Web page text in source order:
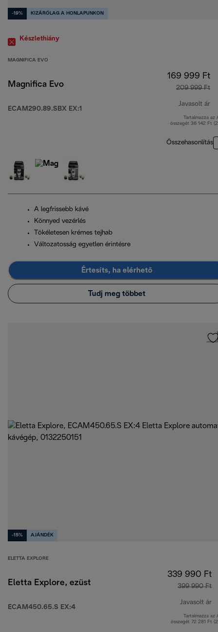
-19% KIZÁRÓLAG A HONLAPUNKON
Készlethiány
MAGNIFICA EVO
Magnifica Evo
ECAM290.89.SBX EX:1
169 999 Ft
209 999 Ft
Javasolt ár
Tartalmazza az
összegét 36 142 Ft
Összehasonlítás
A legfrissebb kávé
Könnyed vezérlés
Tökéletesen krémes tejhab
Változatosság egyetlen érintésre
Értesíts, ha elérhető
Tudj meg többet
-15% AJÁNDÉK
ELETTA EXPLORE
Eletta Explore, ezüst
ECAM450.65.S EX:4
339 990 Ft
399 990 Ft
Javasolt ár
Tartalmazza az
összegét 72 281 Ft